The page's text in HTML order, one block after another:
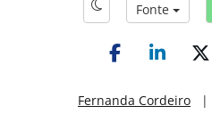
Fonte
Fernanda Cordeiro |